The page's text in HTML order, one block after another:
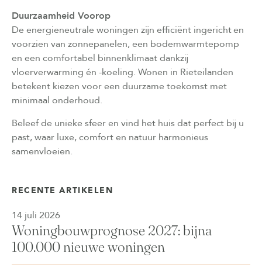
Duurzaamheid Voorop
De energieneutrale woningen zijn efficiënt ingericht en
voorzien van zonnepanelen, een bodemwarmtepomp
en een comfortabel binnenklimaat dankzij
vloerverwarming én -koeling. Wonen in Rieteilanden
betekent kiezen voor een duurzame toekomst met
minimaal onderhoud.
Beleef de unieke sfeer en vind het huis dat perfect bij u
past, waar luxe, comfort en natuur harmonieus
samenvloeien.
RECENTE ARTIKELEN
14 juli 2026
Woningbouwprognose 2027: bijna
100.000 nieuwe woningen